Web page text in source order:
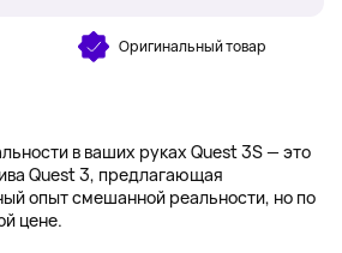
Оригинальный товар
в ваших руках Quest 3S — это
Quest 3, предлагающая
опыт смешанной реальности, но по
цене.